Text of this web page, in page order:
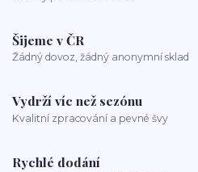
Šijeme v ČR
Žádný dovoz, žádný anonymní sklad
Vydrží víc než sezónu
Kvalitní zpracování a pevné švy
Rychlé dodání